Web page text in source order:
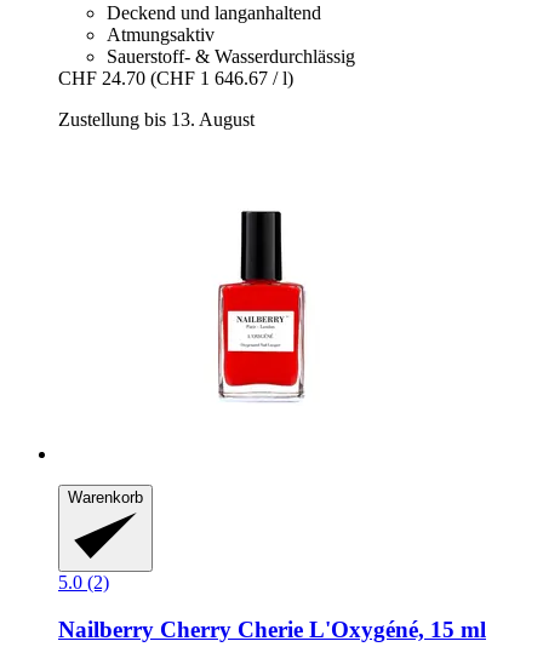
Deckend und langanhaltend
Atmungsaktiv
Sauerstoff- & Wasserdurchlässig
CHF 24.70 (CHF 1 646.67 / l)
Zustellung bis 13. August
Warenkorb
5.0 (2)
Nailberry Cherry Cherie L'Oxygéné, 15 ml